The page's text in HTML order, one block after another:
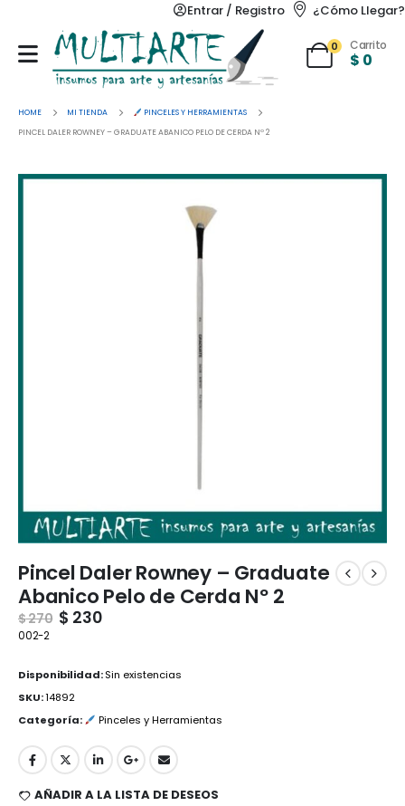
Entrar / Registro ¿Cómo Llegar?
0 Carrito
$ 0
HOME MI TIENDA
PINCELES Y HERRAMIENTAS
PINCEL DALER ROWNEY – GRADUATE ABANICO PELO DE CERDA Nº 2
Pincel Daler Rowney – Graduate
Abanico Pelo de Cerda Nº 2
$270 $ 230
002-2
Disponibilidad:Sin existencias
SKU:14892
Categoría:
Pinceles y Herramientas
AÑADIR A LA LISTA DE DESEOS